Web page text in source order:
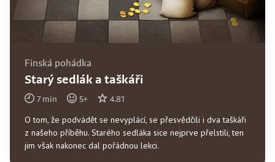
Finská pohádka
Starý sedlák a taškáři
7min 5+ 4.81
O tom, že podvádět se nevyplácí, se přesvědčili i dva taškáři
z našeho příběhu. Starého sedláka sice nejprve přelstili, ten
jim však nakonec dal pořádnou lekci.